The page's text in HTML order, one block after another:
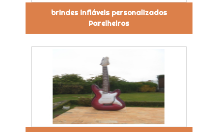
brindes infláveis personalizados
Parelheiros